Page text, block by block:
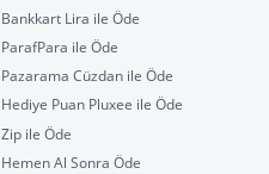
Bankkart Lira ile Öde
ParafPara ile Öde
Pazarama Cüzdan ile Öde
Hediye Puan Pluxee ile Öde
Zip ile Öde
Hemen Al Sonra Öde